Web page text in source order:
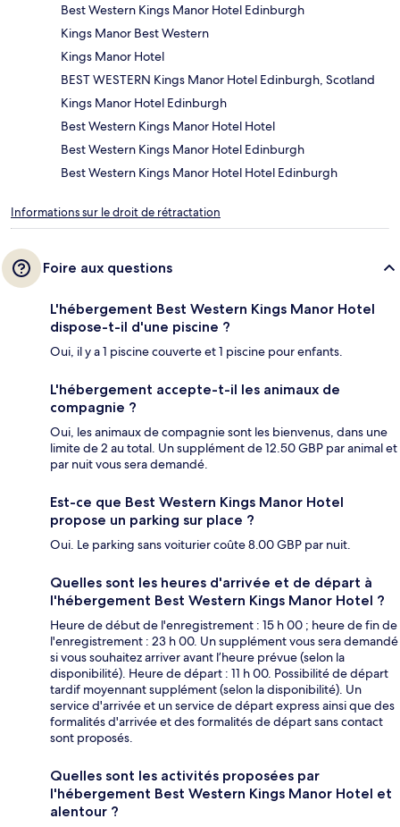
Best Western Kings Manor Hotel Edinburgh
Kings Manor Best Western
Kings Manor Hotel
BEST WESTERN Kings Manor Hotel Edinburgh, Scotland
Kings Manor Hotel Edinburgh
Best Western Kings Manor Hotel Hotel
Best Western Kings Manor Hotel Edinburgh
Best Western Kings Manor Hotel Hotel Edinburgh
Informations sur le droit de rétractation
Foire aux questions
L'hébergement Best Western Kings Manor Hotel
dispose-t-il d'une piscine ?
Oui, il y a 1 piscine couverte et 1 piscine pour enfants.
L'hébergement accepte-t-il les animaux de
compagnie ?
Oui, les animaux de compagnie sont les bienvenus, dans une
limite de 2 au total. Un supplément de 12.50 GBP par animal et
par nuit vous sera demandé.
Est-ce que Best Western Kings Manor Hotel
propose un parking sur place ?
Oui. Le parking sans voiturier coûte 8.00 GBP par nuit.
Quelles sont les heures d'arrivée et de départ à
l'hébergement Best Western Kings Manor Hotel ?
Heure de début de l'enregistrement : 15 h 00 ; heure de fin de
l'enregistrement : 23 h 00. Un supplément vous sera demandé
si vous souhaitez arriver avant l’heure prévue (selon la
disponibilité). Heure de départ : 11 h 00. Possibilité de départ
tardif moyennant supplément (selon la disponibilité). Un
service d'arrivée et un service de départ express ainsi que des
formalités d'arrivée et des formalités de départ sans contact
sont proposés.
Quelles sont les activités proposées par
l'hébergement Best Western Kings Manor Hotel et
alentour ?